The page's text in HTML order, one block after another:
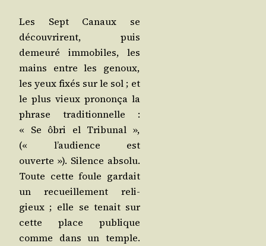
Les Sept Canaux se
décou­vrirent, puis
demeu­ré immo­biles, les
mains entre les genoux,
les yeux fixés sur le sol ; et
le plus vieux pro­non­ça la
phrase tra­di­tion­nelle :
« Se ôbri el Tri­bu­nal »,
(« l’au­dience est
ouverte »). Silence abso­lu.
Toute cette foule gar­dait
un recueille­ment reli­
gieux ; elle se tenait sur
cette place publique
comme dans un temple.